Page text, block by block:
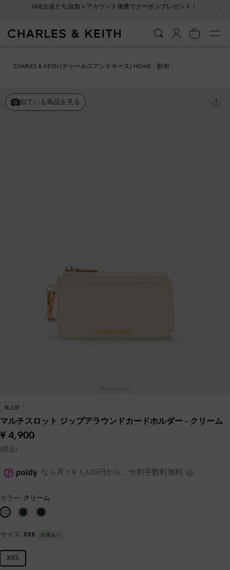
会員登録＋ニュースレター登録で10%OFFクーポンプレゼント！
CHARLES & KEITH (チャールズアンドキース) HOME
財布
似ている商品を見る
再入荷
マルチスロット ジップアラウンドカードホルダー - クリーム
¥ 4,900
(税込)
なら月々¥ 1,633円から。分割手数料無料
カラー: クリーム
サイズ: XXS 在庫あり
XXS